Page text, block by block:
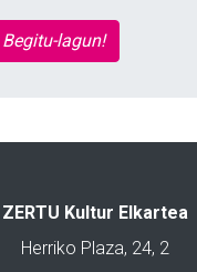
lagun!
ZERTU Kultur Elkartea
Herriko Plaza, 24, 2